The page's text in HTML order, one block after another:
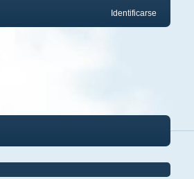
Identificarse